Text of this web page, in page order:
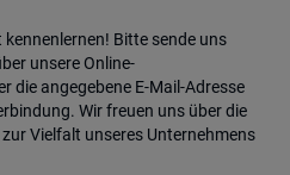
Bitte sende uns
unsere Online-
die angegebene E-Mail-Adresse
Wir freuen uns über die
Vielfalt unseres Unternehmens